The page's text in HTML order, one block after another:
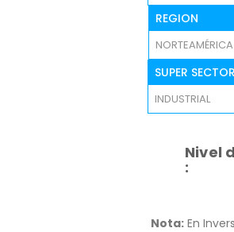
REGION
NORTEAMÉRICA
SUPER SECTOR
INDUSTRIAL
Nivel
:
Nota: En